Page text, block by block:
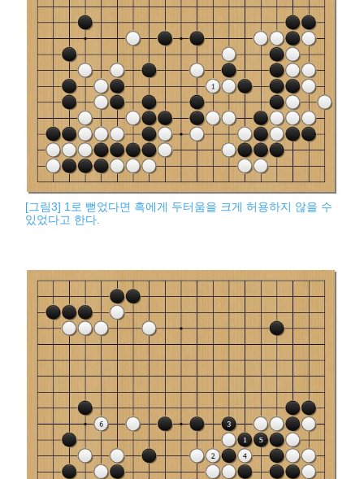
[그림3] 1로 뻗었다면 흑에게 두터움을 크게 허용하지 않을 수
있었다고 한다.